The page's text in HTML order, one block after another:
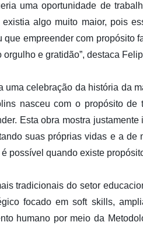
uma oportunidade de
algo muito maior, pois
empreender com propósito
e gratidão”, destaca
uma celebração da história da
nasceu com o propósito
Esta obra mostra
suas próprias vidas e a
possível quando existe
tradicionais do setor
focado em soft skills,
humano por meio da